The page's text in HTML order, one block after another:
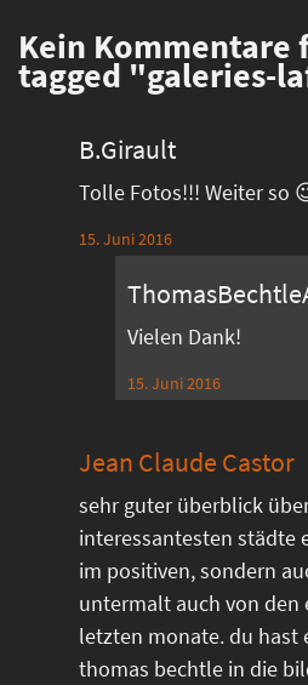
Kein Kommentare
tagged "galeries-
B.Girault
Tolle Fotos!!! Weiter so
15. Juni 2016
Vielen Dank!
15. Juni 2016
Jean Claude Castor
sehr guter überblick
interessantesten städte
im positiven, sondern
untermalt auch von den
letzten monate. du hast
thomas bechtle in die